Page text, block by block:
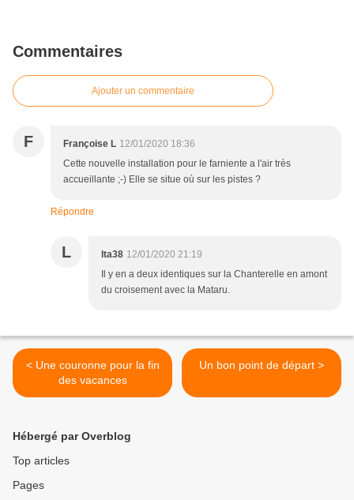
Commentaires
Ajouter un commentaire
F Françoise L 12/01/2020 18:36
Cette nouvelle installation pour le farniente a l'air très
accueillante ;-) Elle se situe où sur les pistes ?
Répondre
L lta38 12/01/2020 21:19
Il y en a deux identiques sur la Chanterelle en amont
du croisement avec la Mataru.
< Une couronne pour la fin
des vacances
Un bon point de départ >
Hébergé par Overblog
Top articles
Pages